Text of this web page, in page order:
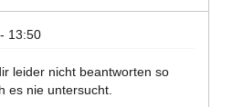
13:50
leider nicht beantworten so
es nie untersucht.